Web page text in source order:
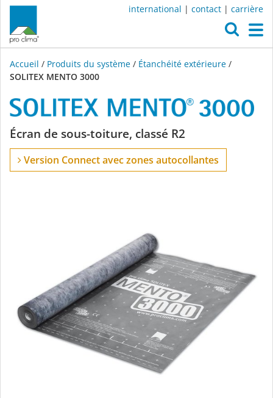
international | contact | carrière
Accueil / Produits du système / Étanchéité extérieure /
SOLITEX MENTO 3000
SOLITEX
MENTO
Écran de sous-toiture, classé R2
Version Connect avec zones autocollantes